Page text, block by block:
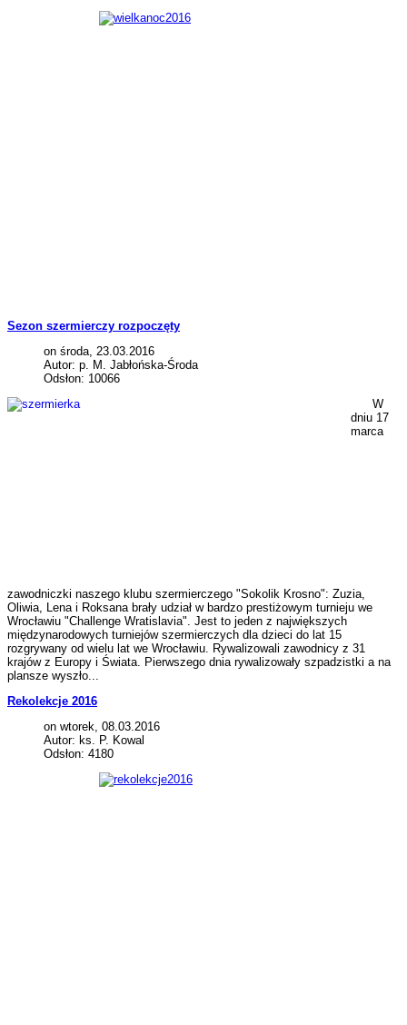
Sezon szermierczy rozpoczęty
on środa, 23.03.2016
Autor: p. M. Jabłońska-Środa
Odsłon: 10066
W
dniu 17
marca
zawodniczki naszego klubu szermierczego "Sokolik Krosno": Zuzia,
Oliwia, Lena i Roksana brały udział w bardzo prestiżowym turnieju we
Wrocławiu "Challenge Wratislavia". Jest to jeden z największych
międzynarodowych turniejów szermierczych dla dzieci do lat 15
rozgrywany od wielu lat we Wrocławiu. Rywalizowali zawodnicy z 31
krajów z Europy i Świata. Pierwszego dnia rywalizowały szpadzistki a na
plansze wyszło...
Rekolekcje 2016
on wtorek, 08.03.2016
Autor: ks. P. Kowal
Odsłon: 4180